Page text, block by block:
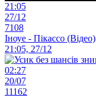
21:05
27/12
7108
Іноуе - Пікассо (Відео)
21:05, 27/12
02:27
20/07
11162